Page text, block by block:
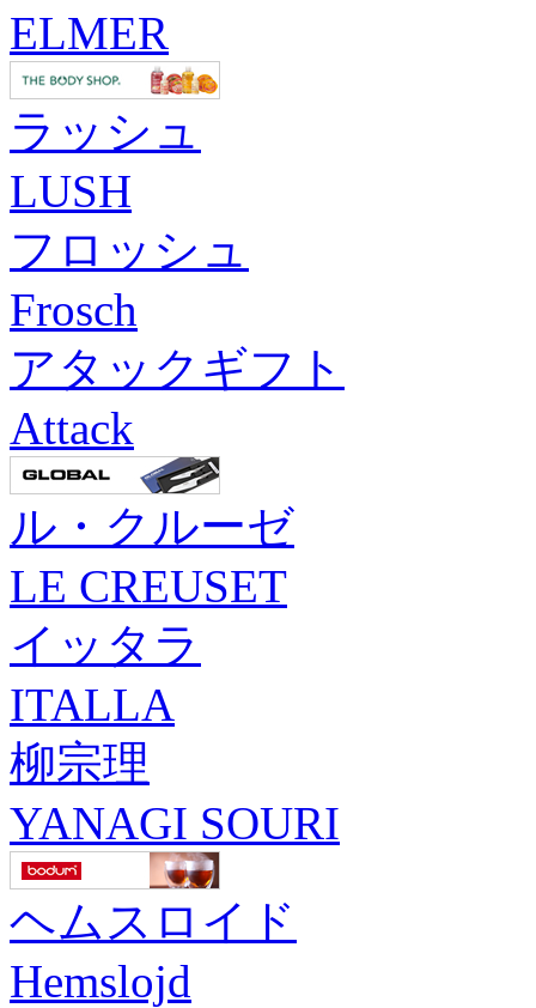
ELMER
ラッシュ
LUSH
フロッシュ
Frosch
アタックギフト
Attack
ル・クルーゼ
LE CREUSET
イッタラ
ITALLA
柳宗理
YANAGI SOURI
ヘムスロイド
Hemslojd